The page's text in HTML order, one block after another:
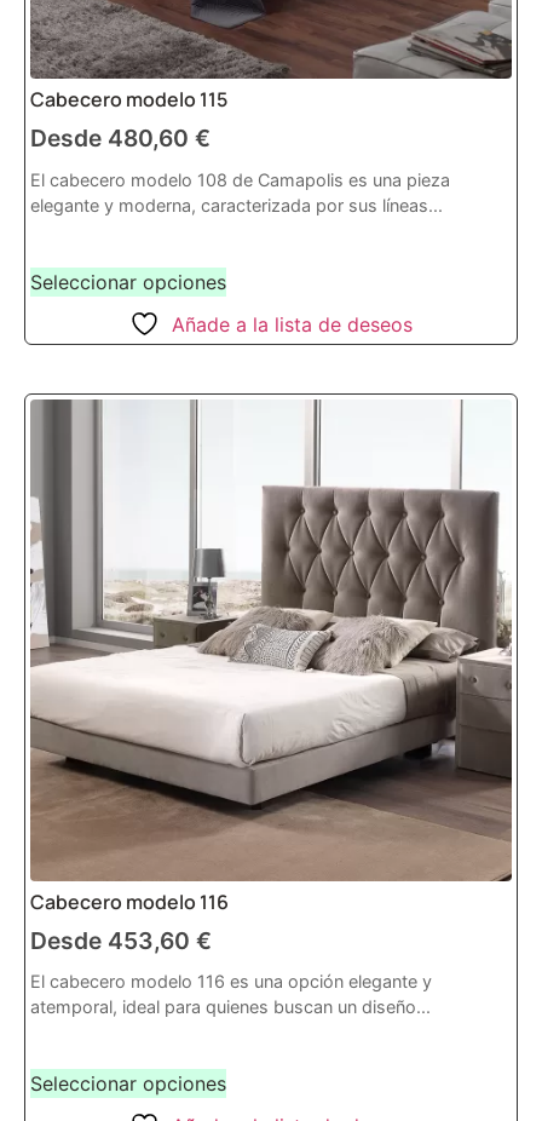
Cabecero modelo 115
Desde 480,60 €
El cabecero modelo 108 de Camapolis es una pieza
elegante y moderna, caracterizada por sus líneas...
Seleccionar opciones
Añade a la lista de deseos
Cabecero modelo 116
Desde 453,60 €
El cabecero modelo 116 es una opción elegante y
atemporal, ideal para quienes buscan un diseño...
Seleccionar opciones